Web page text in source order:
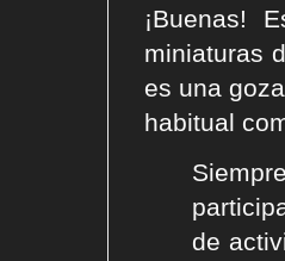
¡Buenas!
miniaturas
es una
habitual
de